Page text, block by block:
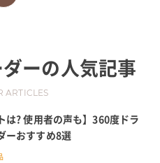
ーの人気記事
ARTICLES
は? 使用者の声も】360度ドラ
ーおすすめ8選